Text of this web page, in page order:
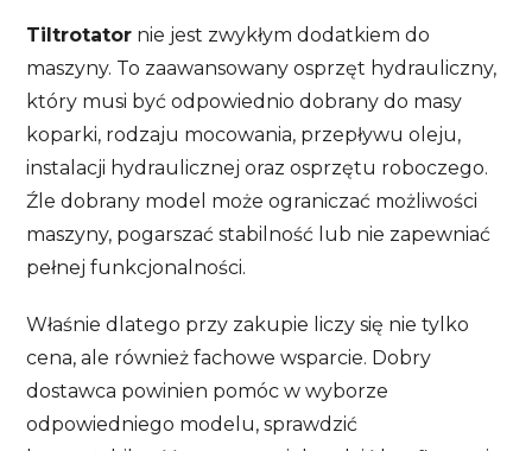
Tiltrotator nie jest zwykłym dodatkiem do
maszyny. To zaawansowany osprzęt hydrauliczny,
który musi być odpowiednio dobrany do masy
koparki, rodzaju mocowania, przepływu oleju,
instalacji hydraulicznej oraz osprzętu roboczego.
Źle dobrany model może ograniczać możliwości
maszyny, pogarszać stabilność lub nie zapewniać
pełnej funkcjonalności.
Właśnie dlatego przy zakupie liczy się nie tylko
cena, ale również fachowe wsparcie. Dobry
dostawca powinien pomóc w wyborze
odpowiedniego modelu, sprawdzić